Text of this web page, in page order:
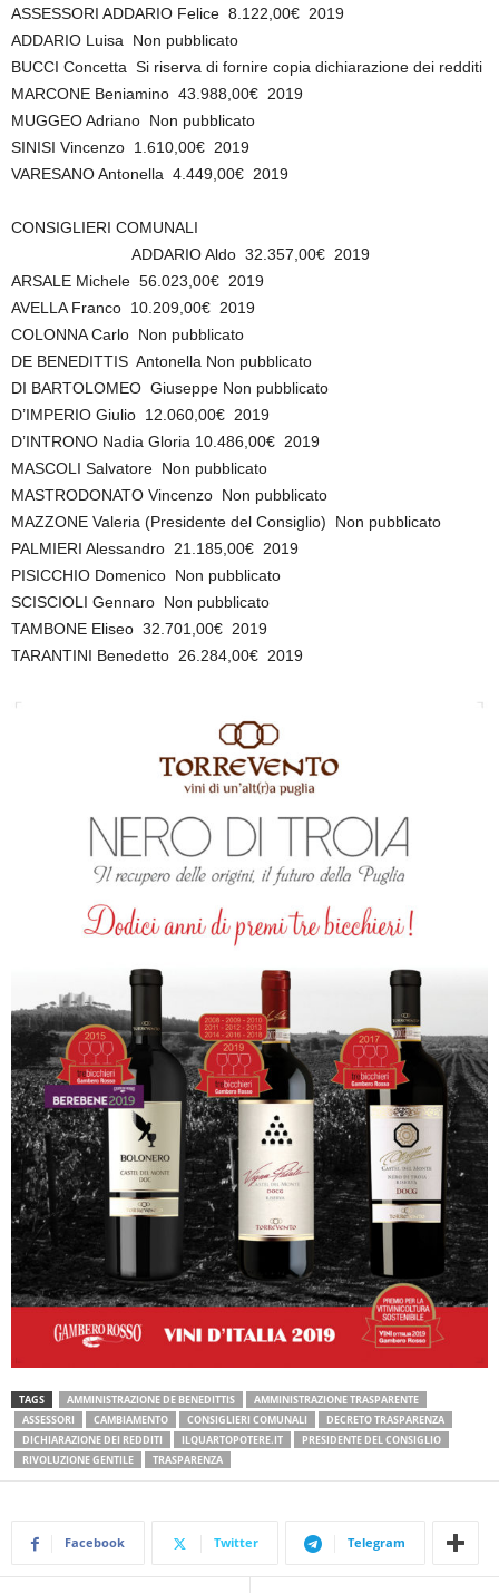
ASSESSORI ADDARIO Felice 8.122,00€ 2019
ADDARIO Luisa Non pubblicato
BUCCI Concetta Si riserva di fornire copia dichiarazione dei redditi
MARCONE Beniamino 43.988,00€ 2019
MUGGEO Adriano Non pubblicato
SINISI Vincenzo 1.610,00€ 2019
VARESANO Antonella 4.449,00€ 2019
CONSIGLIERI COMUNALI
ADDARIO Aldo 32.357,00€ 2019
ARSALE Michele 56.023,00€ 2019
AVELLA Franco 10.209,00€ 2019
COLONNA Carlo Non pubblicato
DE BENEDITTIS Antonella Non pubblicato
DI BARTOLOMEO Giuseppe Non pubblicato
D’IMPERIO Giulio 12.060,00€ 2019
D’INTRONO Nadia Gloria 10.486,00€ 2019
MASCOLI Salvatore Non pubblicato
MASTRODONATO Vincenzo Non pubblicato
MAZZONE Valeria (Presidente del Consiglio) Non pubblicato
PALMIERI Alessandro 21.185,00€ 2019
PISICCHIO Domenico Non pubblicato
SCISCIOLI Gennaro Non pubblicato
TAMBONE Eliseo 32.701,00€ 2019
TARANTINI Benedetto 26.284,00€ 2019
TAGS AMMINISTRAZIONE DE BENEDITTIS
AMMINISTRAZIONE TRASPARENTE
ASSESSORI
CAMBIAMENTO CONSIGLIERI COMUNALI
DECRETO TRASPARENZA
DICHIARAZIONE DEI REDDITI
ILQUARTOPOTERE.IT
PRESIDENTE DEL CONSIGLIO
RIVOLUZIONE GENTILE
TRASPARENZA
Facebook Twitter Telegram